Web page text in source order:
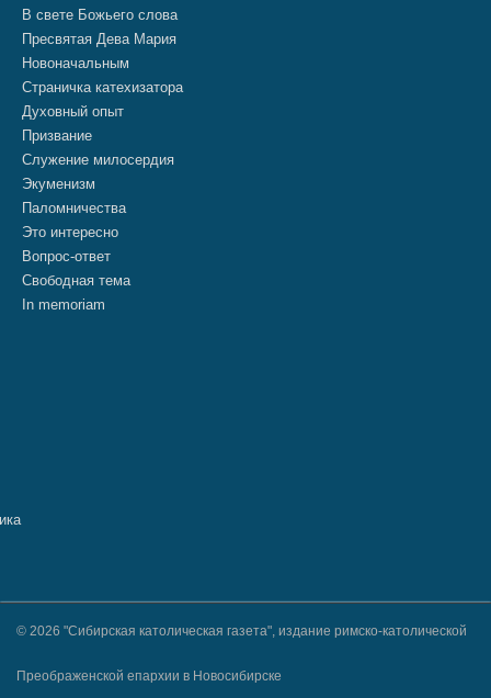
В свете Божьего слова
Пресвятая Дева Мария
Новоначальным
Страничка катехизатора
Духовный опыт
Призвание
Служение милосердия
Экуменизм
Паломничества
Это интересно
Вопрос-ответ
Свободная тема
In memoriam
© 2026 "Сибирская католическая газета", издание римско-католической
Преображенской епархии в Новосибирске